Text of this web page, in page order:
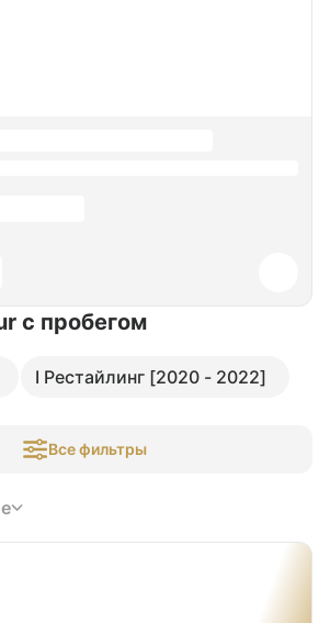
с пробегом
I Рестайлинг [2020 - 2022]
Все фильтры